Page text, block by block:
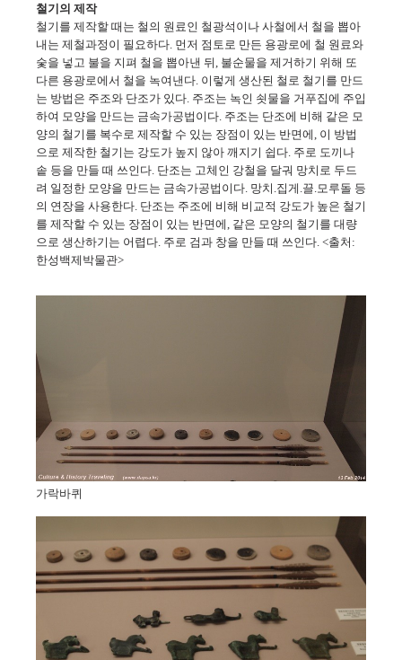
철기의 제작
철기를 제작할 때는 철의 원료인 철광석이나 사철에서 철을 뽑아
내는 제철과정이 필요하다. 먼저 점토로 만든 용광로에 철 원료와
숯을 넣고 불을 지펴 철을 뽑아낸 뒤, 불순물을 제거하기 위해 또
다른 용광로에서 철을 녹여낸다. 이렇게 생산된 철로 철기를 만드
는 방법은 주조와 단조가 있다. 주조는 녹인 쇳물을 거푸집에 주입
하여 모양을 만드는 금속가공법이다. 주조는 단조에 비해 같은 모
양의 철기를 복수로 제작할 수 있는 장점이 있는 반면에, 이 방법
으로 제작한 철기는 강도가 높지 않아 깨지기 쉽다. 주로 도끼나
솥 등을 만들 때 쓰인다. 단조는 고체인 강철을 달궈 망치로 두드
려 일정한 모양을 만드는 금속가공법이다. 망치.집게.끌.모루돌 등
의 연장을 사용한다. 단조는 주조에 비해 비교적 강도가 높은 철기
를 제작할 수 있는 장점이 있는 반면에, 같은 모양의 철기를 대량
으로 생산하기는 어렵다. 주로 검과 창을 만들 때 쓰인다. <출처:
한성백제박물관>
가락바퀴